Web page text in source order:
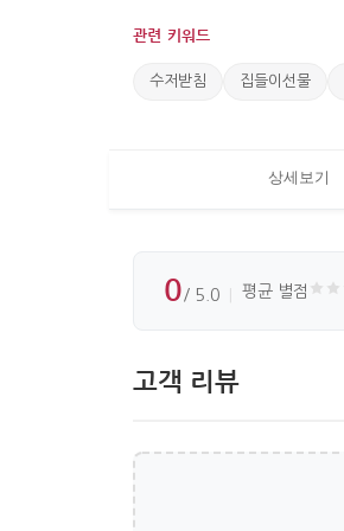
관련 키워드
수저받침 집들이선물
상세보기
0/ 5.0 평균 별점
고객 리뷰